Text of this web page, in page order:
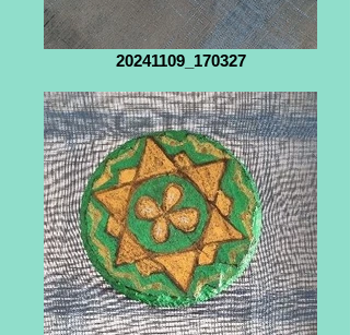
20241109_170327